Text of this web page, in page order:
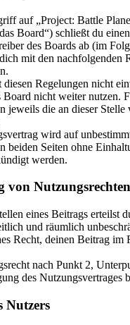
auf „Project: Battle
Board“) schließt du
des Boards ab (im
mit den nachfolgenden
Regelungen nicht
Board nicht weiter nutzen.
jeweils die an dieser Stelle
wird auf
beiden Seiten ohne
werden.
von Nutzungsrechten
eines Beitrags erteilst
und räumlich
Recht, deinen Beitrag im
nach Punkt 2,
des Nutzungsvertrages
Nutzers